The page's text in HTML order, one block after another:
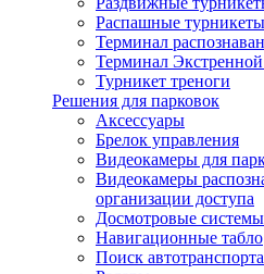
Распашные турникеты
Терминал
Терминал
Турникет треноги
Решения для парковок
Аксессуары
Брелок управления
Видеокамеры для
Видеокамеры
организации доступа
Досмотровые
Навигационные табло
Поиск автотранспорта